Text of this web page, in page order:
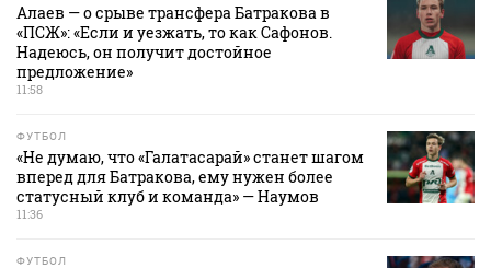
Алаев — о срыве трансфера Батракова в
«ПСЖ»: «Если и уезжать, то как Сафонов.
Надеюсь, он получит достойное
предложение»
11:58
ФУТБОЛ
«Не думаю, что «Галатасарай» станет шагом
вперед для Батракова, ему нужен более
статусный клуб и команда» — Наумов
11:36
ФУТБОЛ